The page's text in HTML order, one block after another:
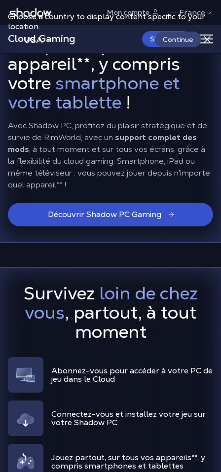
Choose a country to display content specific to your
location.
USA Continue
Shadow.tech Mon compte France
Cloud Gaming S'abonner
Jouez à RimWorld sur
n'importe quel
appareil**, y compris
votre smartphone et
votre tablette !
Avec Shadow PC, profitez du plaisir stratégique et de
survie de RimWorld, avec un support complet des
mods, à tout moment et sur tous vos écrans, grâce à
la flexibilité du cloud gaming. Smartphone, iPad ou
même téléviseur : vous pouvez jouer depuis n'importe
quel appareil** !
Découvrir Shadow PC Gaming
Survivez loin de chez
vous, partout, à tout
moment
Abonnez-vous pour accéder à votre PC de
jeu dans le Cloud
Connectez-vous et installez votre jeu sur
votre Shadow PC
Jouez partout, sur tous vos appareils**, y
compris smartphones et tablettes